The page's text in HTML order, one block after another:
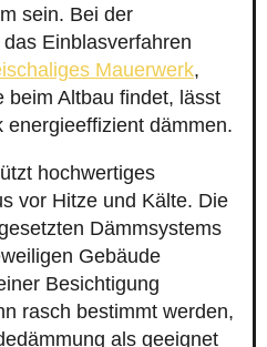
sein. Bei der
Einblasverfahren
Mauerwerk,
beim Altbau findet, lässt
energieeffizient dämmen.
hochwertiges
vor Hitze und Kälte. Die
Dämmsystems
Gebäude
Besichtigung
rasch bestimmt werden,
als geeignet